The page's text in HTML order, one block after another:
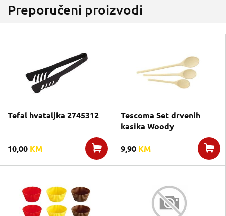
Preporučeni proizvodi
Tefal hvataljka 2745312
10,00 KM
Tescoma Set drvenih
kasika Woody
9,90 KM